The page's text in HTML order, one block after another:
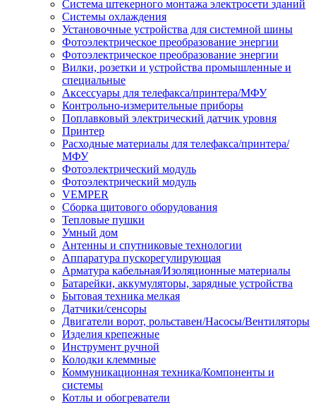
Система штекерного монтажа электросети зданий
Системы охлаждения
Установочные устройства для системной шины
Фотоэлектрическое преобразование энергии
Фотоэлектрическое преобразование энергии
Вилки, розетки и устройства промышленные и
специальные
Аксессуары для телефакса/принтера/МФУ
Контрольно-измерительные приборы
Поплавковый электрический датчик уровня
Принтер
Расходные материалы для телефакса/принтера/
МФУ
Фотоэлектрический модуль
Фотоэлектрический модуль
VEMPER
Сборка щитового оборудования
Тепловые пушки
Умный дом
Антенны и спутниковые технологии
Аппаратура пускорегулирующая
Арматура кабельная/Изоляционные материалы
Батарейки, аккумуляторы, зарядные устройства
Бытовая техника мелкая
Датчики/сенсоры
Двигатели ворот, рольставен/Насосы/Вентиляторы
Изделия крепежные
Инструмент ручной
Колодки клеммные
Коммуникационная техника/Компоненты и
системы
Котлы и обогреватели